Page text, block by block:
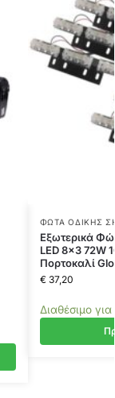
ΦΏΤΑ ΟΔΙΚΉΣ
Εξωτερικά
LED 8×3 72W
Πορτοκαλί
€37,20
Διαθέσιμο